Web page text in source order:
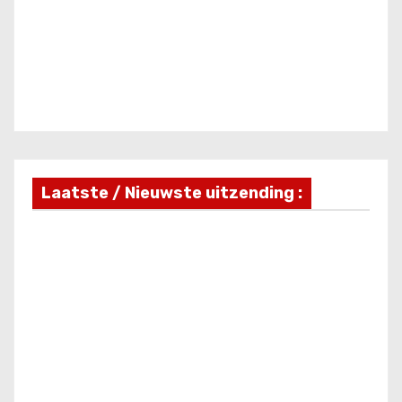
Laatste / Nieuwste uitzending :